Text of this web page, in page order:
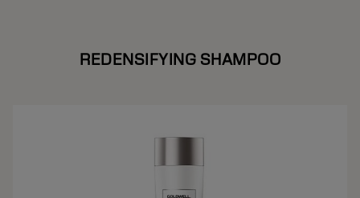
REDENSIFYING SHAMPOO